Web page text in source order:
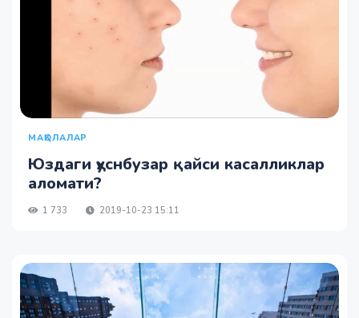
МАҚОЛАЛАР
Юздаги ҳуснбузар қайси касалликлар
аломати?
1 733 2019-10-23 15:11